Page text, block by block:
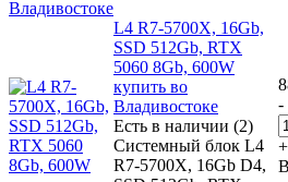
Владивостоке
L4 R7-5700X, 16Gb,
SSD 512Gb, RTX
5060 8Gb, 600W
купить во
Владивостоке
Есть в наличии (2)
Системный блок L4
R7-5700X, 16Gb D4,
-
+